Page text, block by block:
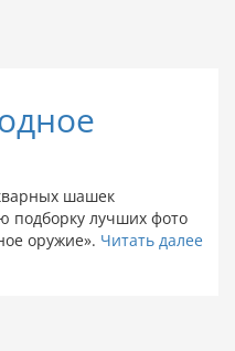
шашек
подборку лучших фото
оружие». Читать далее